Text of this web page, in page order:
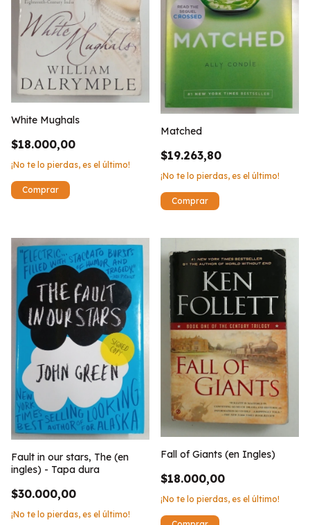
White Mughals
$18.000,00
¡No te lo pierdas, es el último!
Matched
$19.263,80
¡No te lo pierdas, es el último!
Fault in our stars, The (en
ingles) - Tapa dura
$30.000,00
¡No te lo pierdas, es el último!
Fall of Giants (en Ingles)
$18.000,00
¡No te lo pierdas, es el último!